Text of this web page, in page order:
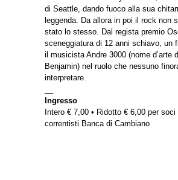
di Seattle, dando fuoco alla sua
leggenda. Da allora in poi il rock non
stato lo stesso. Dal regista premio
sceneggiatura di 12 anni schiavo, un
il musicista Andre 3000 (nome d’arte
Benjamin) nel ruolo che nessuno
interpretare.
Ingresso
Intero € 7,00 • Ridotto € 6,00 per soci
correntisti Banca di Cambiano